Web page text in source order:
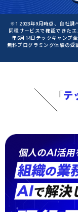
※1 2023年9月時点、自社調
同種サービスで確認できた
年5月14日テックキャンプ
無料プログラミング体験の